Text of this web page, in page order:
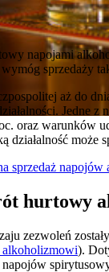
napojami
wymóg sprzedaży
aż do
Jedne
oraz warunków
działalność
sprzedaż
hurtowy
zezwoleń
alkoholizmowi).